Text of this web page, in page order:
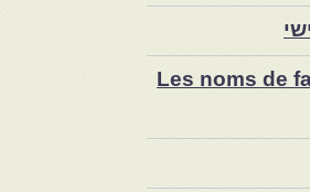
Les noms de